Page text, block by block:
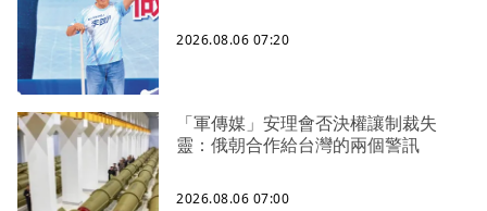
2026.08.06 07:20
「軍傳媒」安理會否決權讓制裁失
靈：俄朝合作給台灣的兩個警訊
2026.08.06 07:00